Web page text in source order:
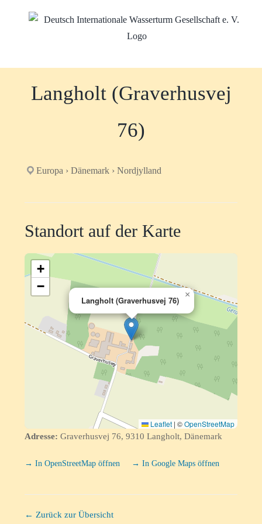
Langholt (Graverhusvej
76)
Europa › Dänemark › Nordjylland
Standort auf der Karte
Langholt (Graverhusvej 76)
×
+
−
Leaflet | ©OpenStreetMap
Adresse: Graverhusvej 76, 9310 Langholt, Dänemark
→ In OpenStreetMap öffnen → In Google Maps öffnen
← Zurück zur Übersicht